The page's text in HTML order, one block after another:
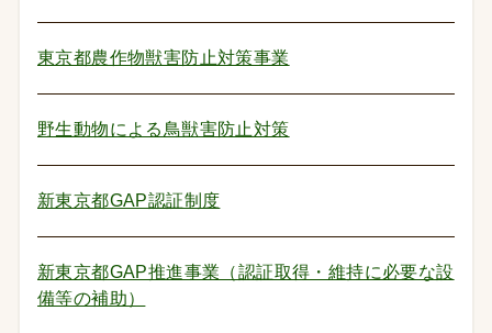
東京都農作物獣害防止対策事業
野生動物による鳥獣害防止対策
新東京都GAP認証制度
新東京都GAP推進事業（認証取得・維持に必要な設
備等の補助）